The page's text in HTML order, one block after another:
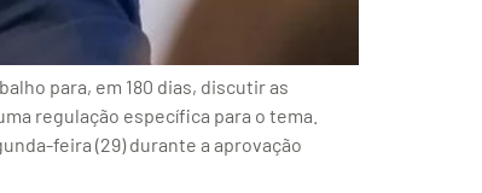
para, em 180 dias, discutir as
regulação específica para o tema.
feira (29) durante a aprovação